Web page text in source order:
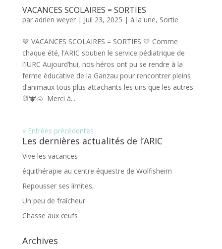
VACANCES SCOLAIRES = SORTIES
par adrien weyer| Juil 23, 2025 | à la une, Sortie
💙 VACANCES SCOLAIRES = SORTIES 💛 Comme
chaque été, l’ARIC soutien le service pédiatrique de
l’IURC Aujourd’hui, nos héros ont pu se rendre à la
ferme éducative de la Ganzau pour rencontrer pleins
d’animaux tous plus attachants les uns que les autres
🐰🐮🐴 Merci à...
« Entrées précédentes
Les dernières actualités de l’ARIC
Vive les vacances
équithérapie au centre équestre de Wolfisheim
Repousser ses limites,
Un peu de fraîcheur
Chasse aux œufs
Archives